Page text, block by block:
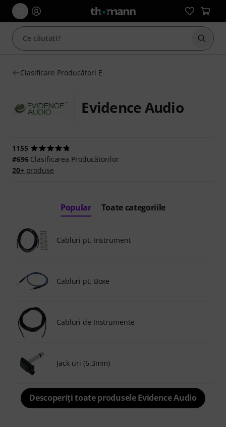
Clasificare Producători E
Evidence Audio
1155
#696Clasificarea Producătorilor
20+produse
Popular Toate categoriile
Cabluri pt. Instrument
Cabluri pt. Boxe
Cabluri de Instrumente
Jack-uri (6,3mm)
Descoperiți toate produsele Evidence Audio